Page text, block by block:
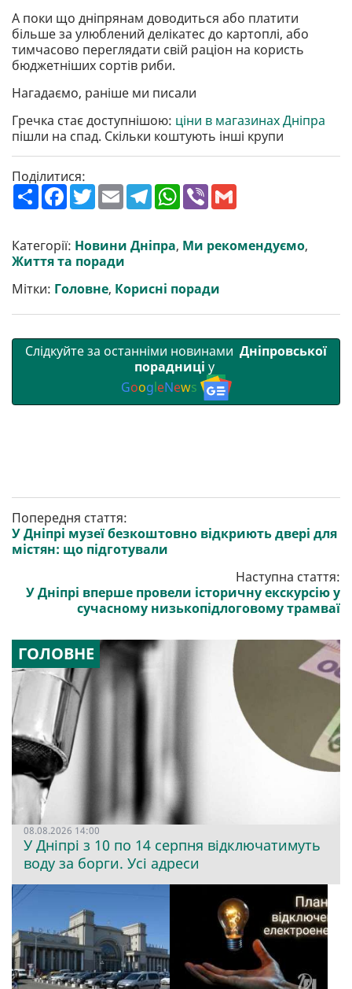
А поки що дніпрянам доводиться або платити
більше за улюблений делікатес до картоплі, або
тимчасово переглядати свій раціон на користь
бюджетніших сортів риби.
Нагадаємо, раніше ми писали
Гречка стає доступнішою: ціни в магазинах Дніпра
пішли на спад. Скільки коштують інші крупи
Поділитися:
П
о
ш
р
и
т
F
a
c
b
o
o
T
w
t
e
r
E
m
a
l
T
e
g
r
W
h
a
s
A
V
b
r l
Категорії: Новини Дніпра, Ми рекомендуємо,
Життя та поради
Мітки: Головне, Корисні поради
Слідкуйте за останніми новинами Дніпровської
порадниці у
GoogleNews
Попередня стаття:
У Дніпрі музеї безкоштовно відкриють двері для
містян: що підготували
Наступна стаття:
У Дніпрі вперше провели історичну екскурсію у
сучасному низькопідлоговому трамваї
ГОЛОВНЕ
08.08.2026 14:00
У Дніпрі з 10 по 14 серпня відключатимуть
воду за борги. Усі адреси